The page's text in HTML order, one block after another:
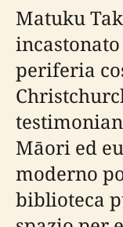
Matuku
periferia
Māori ed
moderno
biblioteca